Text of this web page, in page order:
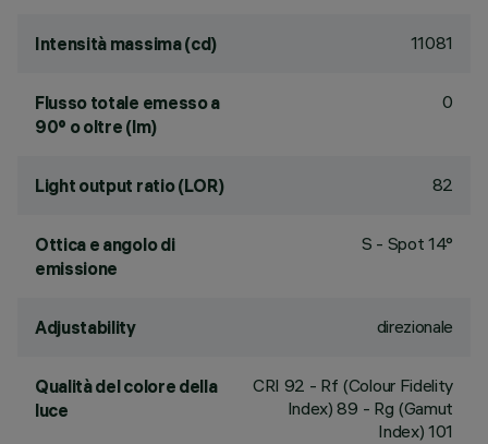
Intensità massima (cd) 11081
Flusso totale emesso a
90° o oltre (lm)
0
Light output ratio (LOR) 82
Ottica e angolo di
emissione
S - Spot 14°
Adjustability direzionale
Qualità del colore della
luce
CRI 92 - Rf (Colour Fidelity
Index) 89 - Rg (Gamut
Index) 101